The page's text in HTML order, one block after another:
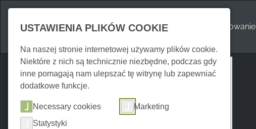
Atrakcje Zakwaterowanie
USTAWIENIA PLIKÓW COOKIE
Na naszej stronie internetowej używamy plików cookie.
Niektóre z nich są technicznie niezbędne, podczas gdy
inne pomagają nam ulepszać tę witrynę lub zapewniać
dodatkowe funkcje.
Necessary cookies
Marketing
Statystyki